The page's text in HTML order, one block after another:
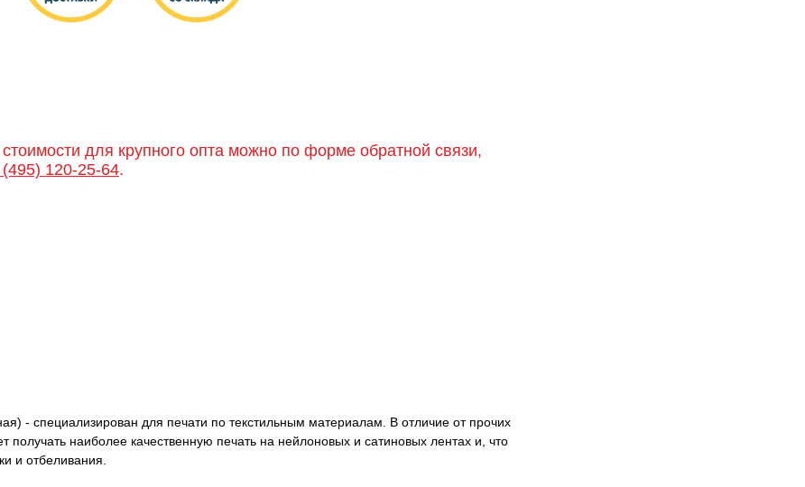
для крупного опта можно по форме обратной связи,
120-25-64.
- специализирован для печати по текстильным материалам. В отличие от прочих
наиболее качественную печать на нейлоновых и сатиновых лентах и, что
и отбеливания.